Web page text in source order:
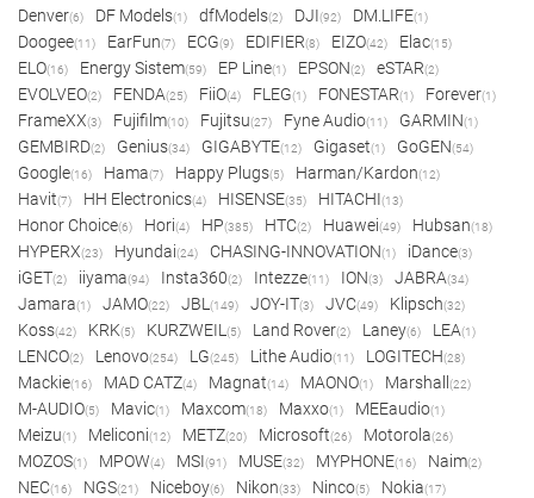
Denver(6) DF Models(1) dfModels(2) DJI(92) DM.LIFE(1)
Doogee(11) EarFun(7) ECG(9) EDIFIER(8) EIZO(42) Elac(15)
ELO(16) Energy Sistem(59) EP Line(1) EPSON(2) eSTAR(2)
EVOLVEO(2) FENDA(25) FiiO(4) FLEG(1) FONESTAR(1) Forever(1)
FrameXX(3) Fujifilm(10) Fujitsu(27) Fyne Audio(11) GARMIN(1)
GEMBIRD(2) Genius(34) GIGABYTE(12) Gigaset(1) GoGEN(54)
Google(16) Hama(7) Happy Plugs(5) Harman/Kardon(12)
Havit(7) HH Electronics(4) HISENSE(35) HITACHI(13)
Honor Choice(6) Hori(4) HP(385) HTC(2) Huawei(49) Hubsan(18)
HYPERX(23) Hyundai(24) CHASING-INNOVATION(1) iDance(3)
iGET(2) iiyama(94) Insta360(2) Intezze(11) ION(3) JABRA(34)
Jamara(1) JAMO(22) JBL (149) JOY-IT(3) JVC(49) Klipsch(32)
Koss(42) KRK(5) KURZWEIL (5) Land Rover(2) Laney(6) LEA(1)
LENCO(2) Lenovo(254) LG(245) Lithe Audio(11) LOGITECH(28)
Mackie(16) MAD CATZ(4) Magnat(14) MAONO(1) Marshall (22)
M-AUDIO(5) Mavic(1) Maxcom(18) Maxxo(1) MEEaudio(1)
Meizu(1) Meliconi(12) METZ(20) Microsoft(26) Motorola(26)
MOZOS(1) MPOW(4) MSI(91) MUSE(32) MYPHONE(16) Naim(2)
NEC(16) NGS(21) Niceboy(6) Nikon(33) Ninco(5) Nokia(17)